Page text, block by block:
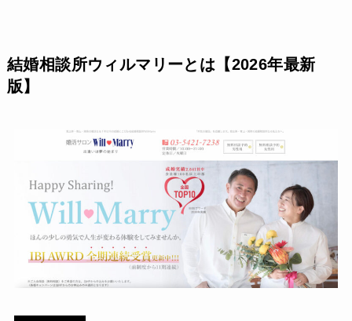
結婚相談所ウィルマリーとは【2026年最新
版】